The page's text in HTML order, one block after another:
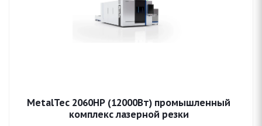
MetalTec 2060HP (12000Вт) промышленный
комплекс лазерной резки